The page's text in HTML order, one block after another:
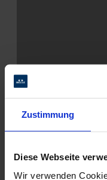
Zustimmung
Diese Webseite
Wir verwenden